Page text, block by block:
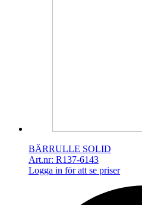
BÄRRULLE SOLID
Art.nr: R137-6143
Logga in för att se priser